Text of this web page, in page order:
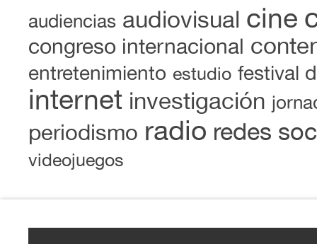
audiencias audiovisual cine
congreso internacional
entretenimiento estudio festival
internet investigación
periodismo radio redes
videojuegos